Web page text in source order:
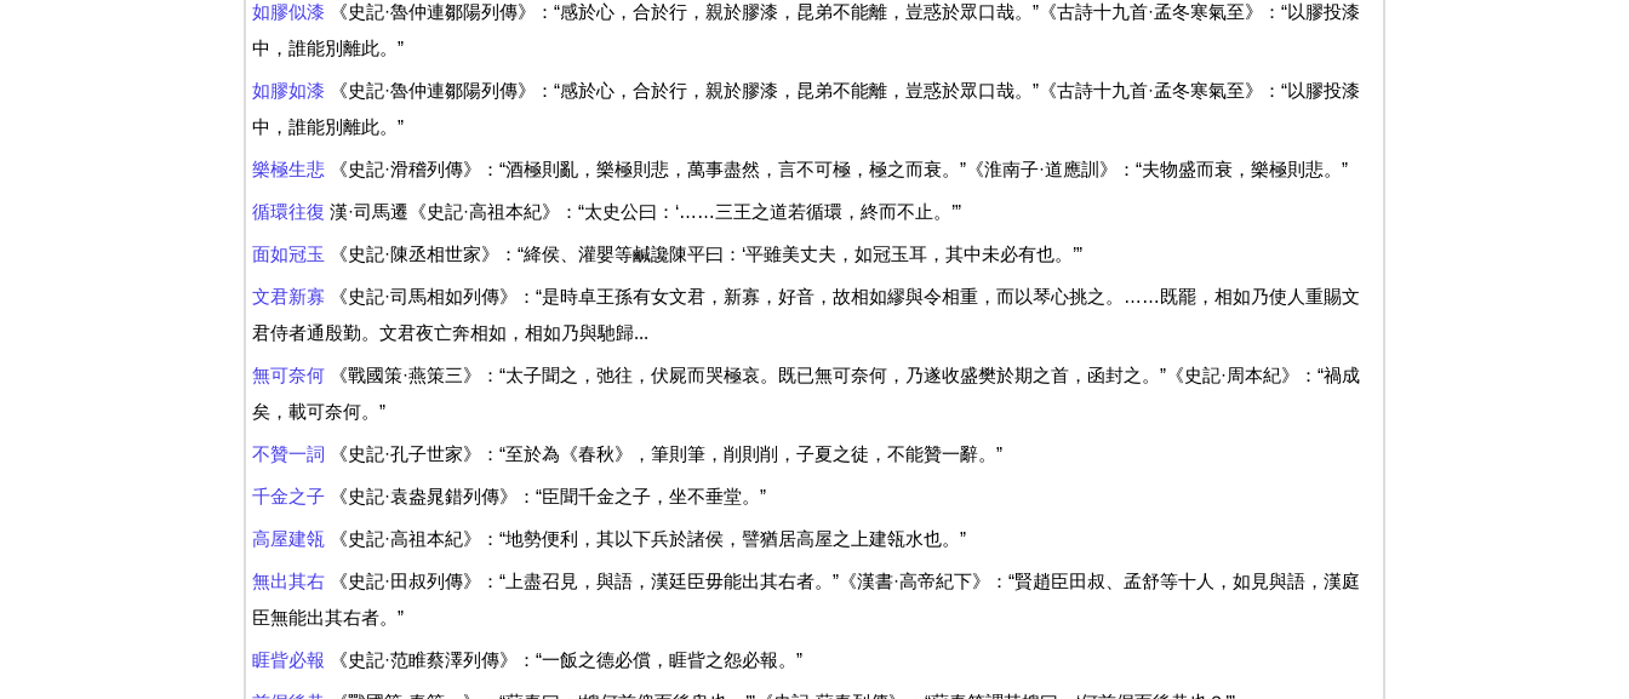
如膠似漆 《史記·魯仲連鄒陽列傳》：“感於心，合於行，親於膠漆，昆弟不能離，豈惑於眾口哉。”《古詩十九首·孟冬寒氣至》：“以膠投漆
中，誰能別離此。”
如膠如漆 《史記·魯仲連鄒陽列傳》：“感於心，合於行，親於膠漆，昆弟不能離，豈惑於眾口哉。”《古詩十九首·孟冬寒氣至》：“以膠投漆
中，誰能別離此。”
樂極生悲《史記·滑稽列傳》：“酒極則亂，樂極則悲，萬事盡然，言不可極，極之而衰。”《淮南子·道應訓》：“夫物盛而衰，樂極則悲。”
循環往復 漢·司馬遷《史記·高祖本紀》：“太史公曰：‘……三王之道若循環，終而不止。’”
面如冠玉 《史記·陳丞相世家》：“絳侯、灌嬰等鹹讒陳平曰：‘平雖美丈夫，如冠玉耳，其中未必有也。’”
文君新寡《史記·司馬相如列傳》：“是時卓王孫有女文君，新寡，好音，故相如繆與令相重，而以琴心挑之。……既罷，相如乃使人重賜文
君侍者通殷勤。文君夜亡奔相如，相如乃與馳歸...
無可奈何《戰國策·燕策三》：“太子聞之，弛往，伏屍而哭極哀。既已無可奈何，乃遂收盛樊於期之首，函封之。”《史記·周本紀》：“禍成
矣，載可奈何。”
不贊一詞 《史記·孔子世家》：“至於為《春秋》，筆則筆，削則削，子夏之徒，不能贊一辭。”
千金之子《史記·袁盎晁錯列傳》：“臣聞千金之子，坐不垂堂。”
高屋建瓴 《史記·高祖本紀》：“地勢便利，其以下兵於諸侯，譬猶居高屋之上建瓴水也。”
無出其右《史記·田叔列傳》：“上盡召見，與語，漢廷臣毋能出其右者。”《漢書·高帝紀下》：“賢趙臣田叔、孟舒等十人，如見與語，漢庭
臣無能出其右者。”
睚眥必報 《史記·范睢蔡澤列傳》：“一飯之德必償，睚眥之怨必報。”